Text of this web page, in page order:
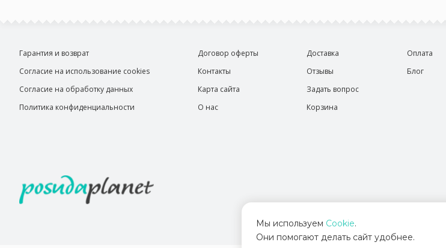
Гарантия и возврат
Согласие на использование cookies
Согласие на обработку данных
Политика конфиденциальности
Договор оферты
Контакты
Карта сайта
О нас
Доставка
Отзывы
Задать вопрос
Корзина
Оплата
Блог
Мы используем Cookie.
Они помогают делать сайт удобнее.